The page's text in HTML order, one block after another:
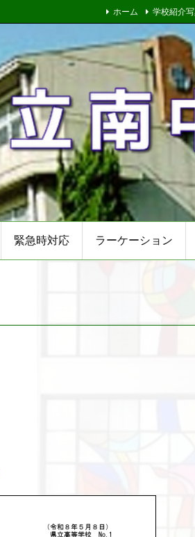
緊急時対応 ラーケーション
ホーム 学校紹介